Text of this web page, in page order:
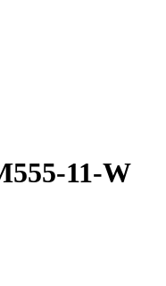
11-W